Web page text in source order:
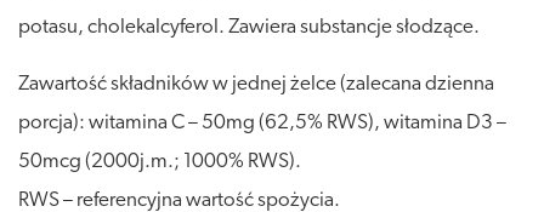
potasu, cholekalcyferol. Zawiera substancje słodzące.
Zawartość składników w jednej żelce (zalecana dzienna
porcja): witamina C – 50mg (62,5% RWS), witamina D3 –
50mcg (2000j.m.; 1000% RWS).
RWS – referencyjna wartość spożycia.